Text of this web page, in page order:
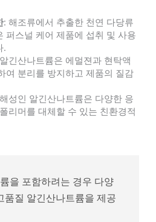
: 해조류에서 추출한 천연 다당류
퍼스널 케어 제품에 섭취 및 사용
.
긴산나트륨은 에멀젼과 현탁액
여 분리를 방지하고 제품의 질감
성인 알긴산나트륨은 다양한 응
리머를 대체할 수 있는 친환경적
을 포함하려는 경우 다양
품질 알긴산나트륨을 제공